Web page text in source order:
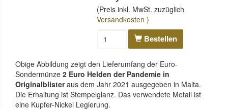
(Preis inkl. MwSt. zuzüglich
Versandkosten )
Bestellen
Obige Abbildung zeigt den Lieferumfang der Euro-
Sondermünze 2 Euro Helden der Pandemie in
Originalblisteraus dem Jahr 2021 ausgegeben in Malta.
Die Erhaltung ist Stempelglanz. Das verwendete Metall ist
eine Kupfer-Nickel Legierung.